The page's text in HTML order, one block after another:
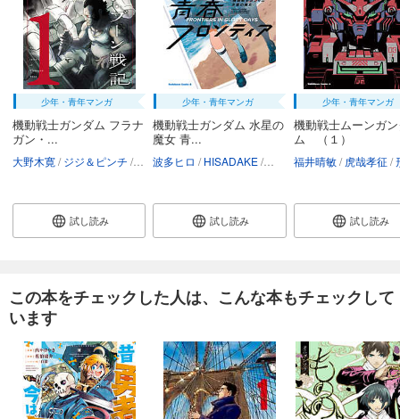
少年・青年マンガ
機動戦士ガンダム フラナ
ガン・...
大野木寛 ジジ＆ピンチ 矢立肇 富野由悠季
試し読み
少年・青年マンガ
機動戦士ガンダム 水星の
魔女 青...
波多ヒロ HISADAKE 矢立肇・富野由悠季
試し読み
少年・青年マンガ
機動戦士ムーンガ
ム （１）
福井晴敏 虎哉孝征 形
試し読み
この本をチェックした人は、こんな本もチェックして
います